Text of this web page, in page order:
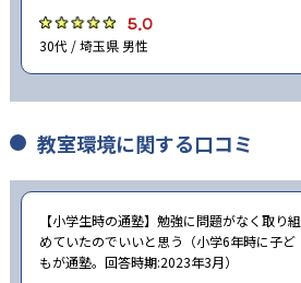
5.0
30代 / 埼玉県 男性
教室環境に関する口コミ
【小学生時の通塾】勉強に問題がなく取り組
めていたのでいいと思う（小学6年時に子ど
もが通塾。回答時期:2023年3月）